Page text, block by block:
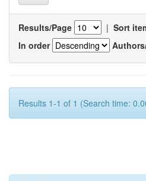
Results/Page | Sort
In order
Results 1-1 of 1 (Search time: